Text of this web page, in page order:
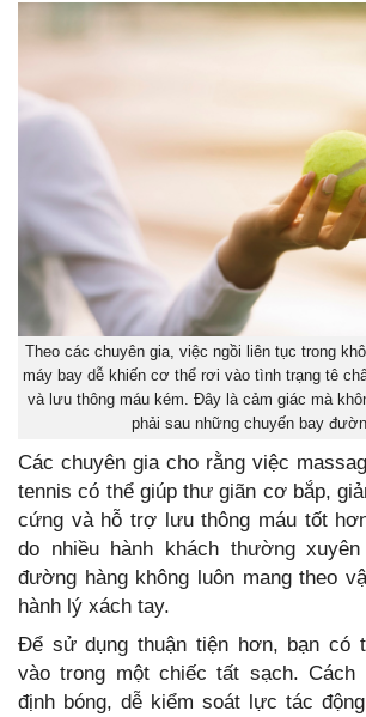
Theo các chuyên gia, việc ngồi liên tục trong
máy bay dễ khiến cơ thể rơi vào tình trạng tê
và lưu thông máu kém. Đây là cảm giác mà
phải sau những chuyến bay
Các chuyên gia cho rằng việc
tennis có thể giúp thư giãn cơ bắp,
cứng và hỗ trợ lưu thông máu tốt
do nhiều hành khách thường
đường hàng không luôn mang theo
hành lý xách tay.
Để sử dụng thuận tiện hơn, bạn có
vào trong một chiếc tất sạch. Cách
định bóng, dễ kiểm soát lực tác